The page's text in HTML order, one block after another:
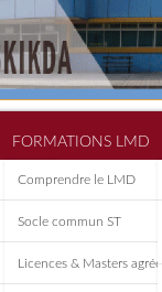
FORMATIONS LMD
Comprendre le LMD
Socle commun ST
Licences & Masters